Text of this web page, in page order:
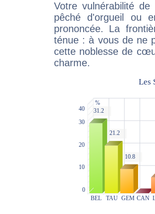
Votre vulnérabilité
pêché d'orgueil ou
prononcée. La
ténue : à vous de ne
cette noblesse de
charme.